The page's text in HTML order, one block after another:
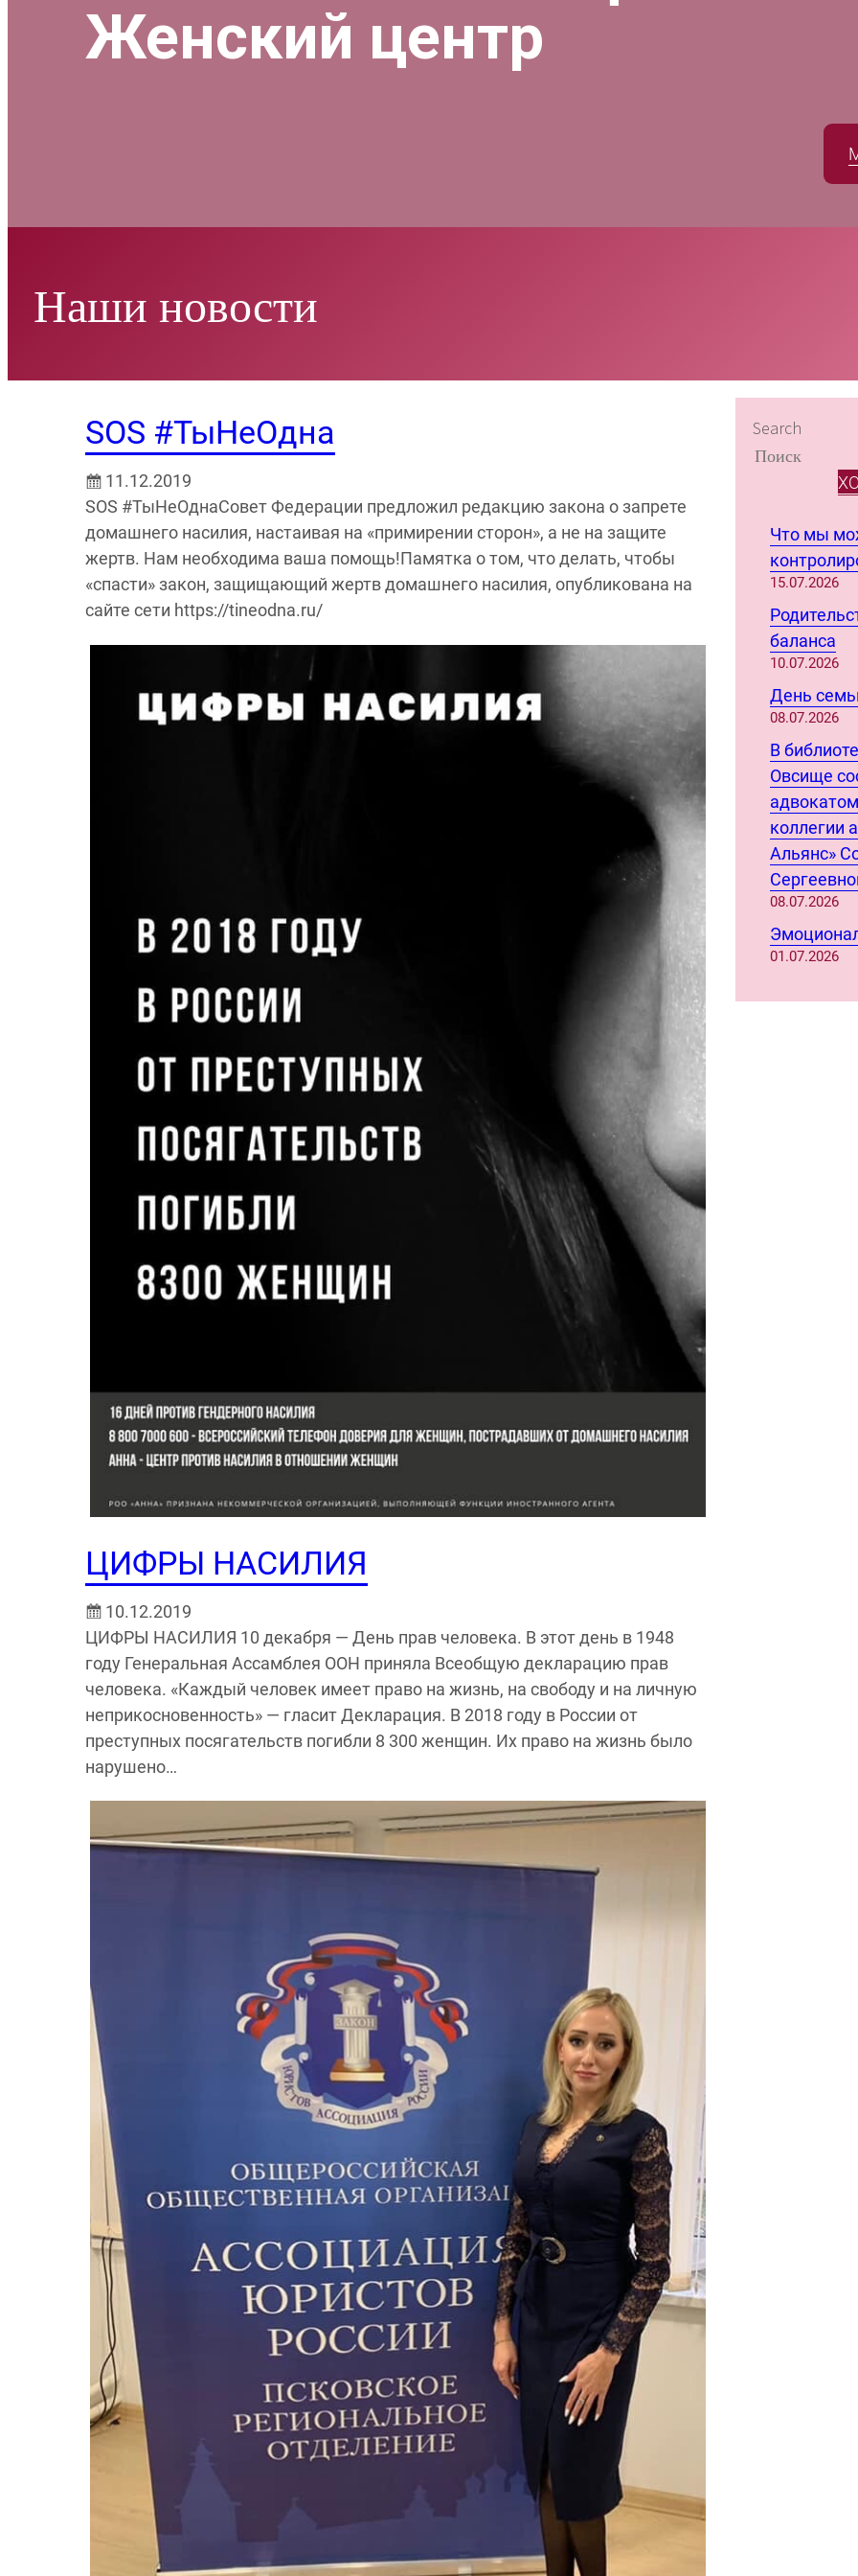
Женский центр
Наши новости
SOS #ТыНеОдна
11.12.2019
SOS #ТыНеОднаСовет Федерации предложил редакцию закона о запрете
домашнего насилия, настаивая на «примирении сторон», а не на защите
жертв. Нам необходима ваша помощь!Памятка о том, что делать, чтобы
«спасти» закон, защищающий жертв домашнего насилия, опубликована на
сайте сети https://tineodna.ru/
ЦИФРЫ НАСИЛИЯ
10.12.2019
ЦИФРЫ НАСИЛИЯ 10 декабря — День прав человека. В этот день в 1948
году Генеральная Ассамблея ООН приняла Всеобщую декларацию прав
человека. «Каждый человек имеет право на жизнь, на свободу и на личную
неприкосновенность» — гласит Декларация. В 2018 году в России от
преступных посягательств погибли 8 300 женщин. Их право на жизнь было
нарушено…
Search
Что мы
15.07.2026
баланса
10.07.2026
День
08.07.2026
В
Овсище
коллегии
Альянс»
08.07.2026
01.07.2026